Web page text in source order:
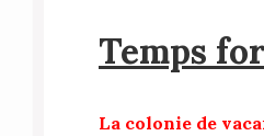
Temps
La colonie de